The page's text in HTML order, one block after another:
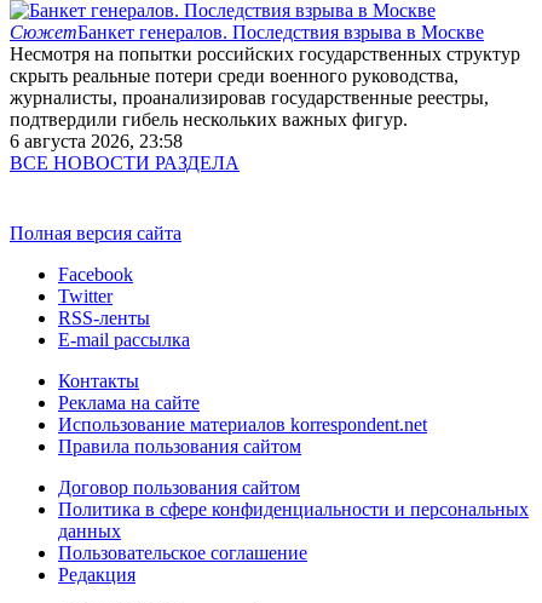
СюжетБанкет генералов. Последствия взрыва в Москве
Несмотря на попытки российских государственных структур
скрыть реальные потери среди военного руководства,
журналисты, проанализировав государственные реестры,
подтвердили гибель нескольких важных фигур.
6 августа 2026, 23:58
ВСЕ НОВОСТИ РАЗДЕЛА
Полная версия сайта
Facebook
Twitter
RSS-ленты
E-mail рассылка
Контакты
Реклама на сайте
Использование материалов korrespondent.net
Правила пользования сайтом
Договор пользования сайтом
Политика в сфере конфиденциальности и персональных
данных
Пользовательское соглашение
Редакция